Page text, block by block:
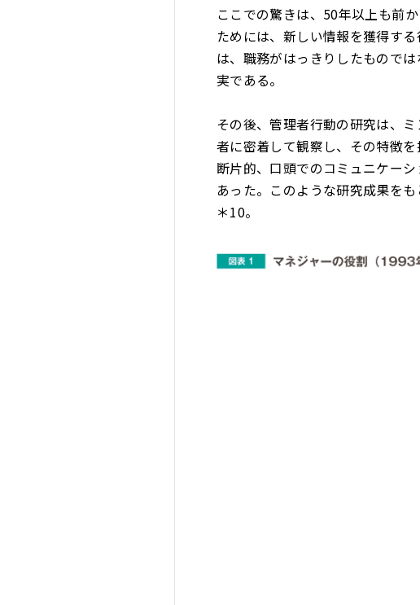
ここでの驚きは、50年以上も前
ためには、新しい情報を獲得す
は、職務がはっきりしたもので
実である。
その後、管理者行動の研究は、
者に密着して観察し、その特徴
断片的、口頭でのコミュニケー
あった。このような研究成果を
＊10。